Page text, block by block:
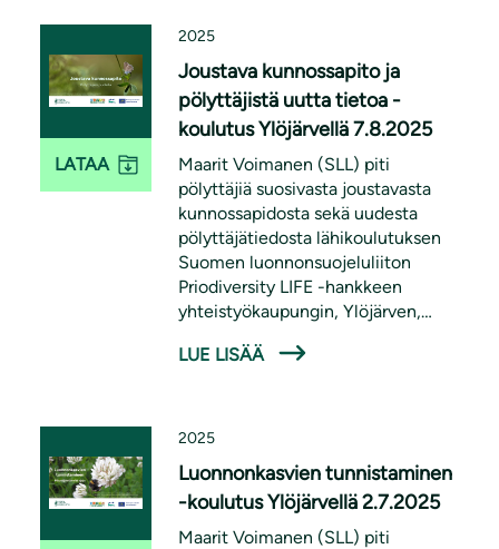
LATAA
2025
Joustava kunnossapito ja
pölyttäjistä uutta tietoa -
koulutus Ylöjärvellä 7.8.2025
Maarit Voimanen (SLL) piti
pölyttäjiä suosivasta joustavasta
kunnossapidosta sekä uudesta
pölyttäjätiedosta lähikoulutuksen
Suomen luonnonsuojeluliiton
Priodiversity LIFE -hankkeen
yhteistyökaupungin, Ylöjärven,
osa Priodiversity LIFE -hanketta.
LUE LISÄÄ
2025
Luonnonkasvien tunnistaminen
-koulutus Ylöjärvellä 2.7.2025
Maarit Voimanen (SLL) piti